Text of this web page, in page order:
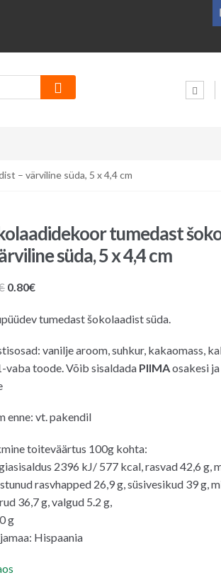
– värviline süda, 5 x 4,4 cm
tumedast
süda, 5 x 4,4 cm
Algne
oli:
0.80€Praegune
on:
tumedast šokolaadist süda.
vanilje aroom, suhkur, kakaomass,
vaba toode. Võib sisaldada PIIMAosakesi ja
enne: vt. pakendil
toiteväärtus 100g kohta:
2396 kJ/ 577 kcal, rasvad 42,6 g,
rasvhapped 26,9 g, süsivesikud 39 g,
36,7 g, valgud 5.2 g,
g
Hispaania